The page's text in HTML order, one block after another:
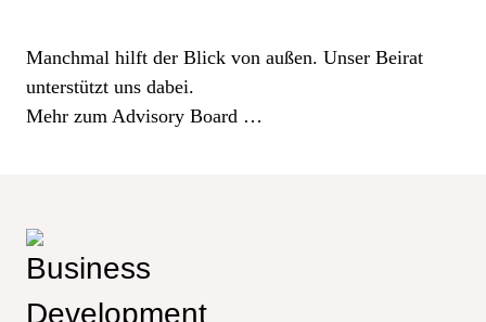
Manchmal hilft der Blick von außen. Unser Beirat
unterstützt uns dabei.
Mehr zum Advisory Board …